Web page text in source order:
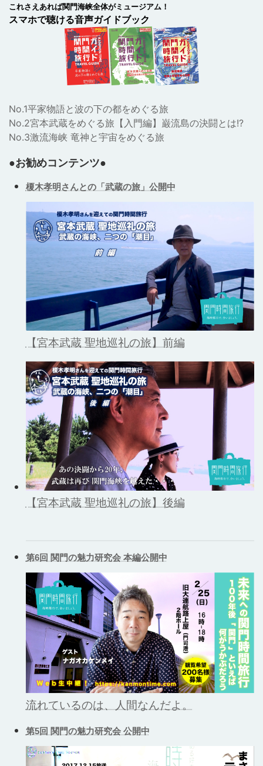
これさえあれば関門海峡全体がミュージアム！
スマホで聴ける音声ガイドブック
No.1平家物語と波の下の都をめぐる旅
No.2宮本武蔵をめぐる旅【入門編】巌流島の決闘とは!?
No.3激流海峡 竜神と宇宙をめぐる旅
●お勧めコンテンツ●
榎木孝明さんとの「武蔵の旅」公開中
【宮本武蔵 聖地巡礼の旅】前編
【宮本武蔵 聖地巡礼の旅】後編
第6回 関門の魅力研究会 本編公開中
流れているのは、人間なんだよ。
第5回 関門の魅力研究会 公開中